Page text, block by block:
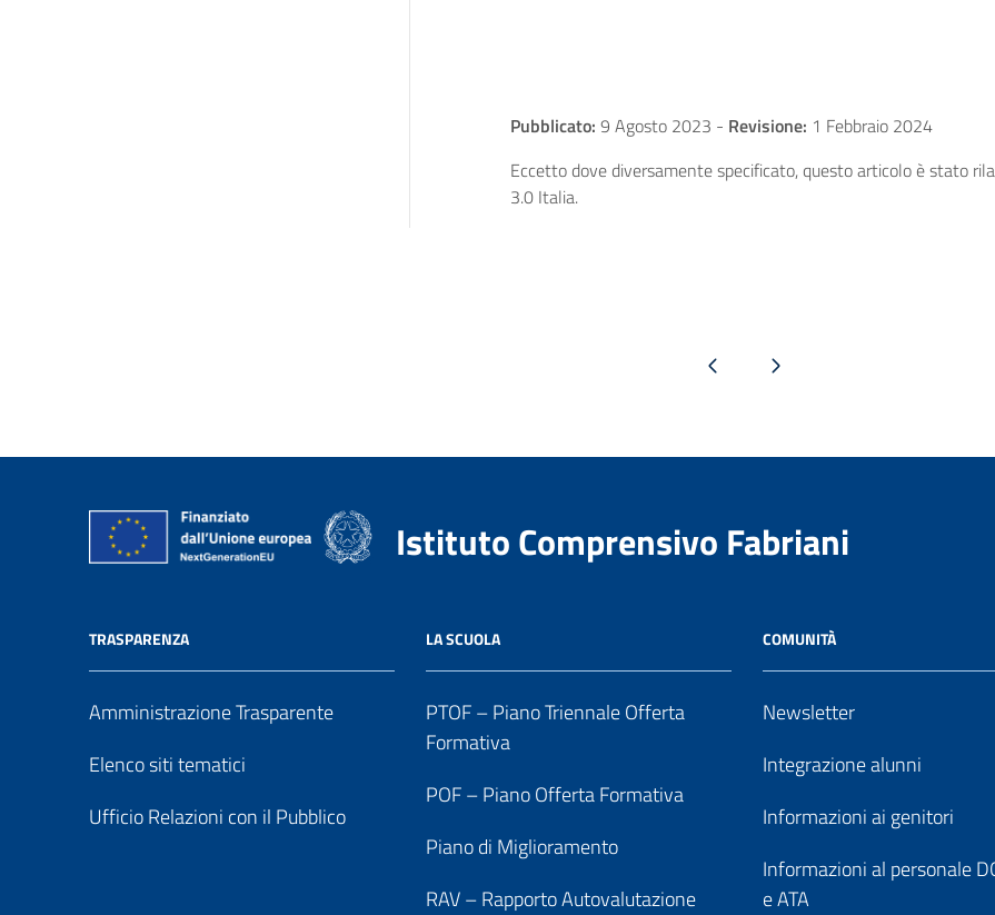
Pubblicato: 9 Agosto 2023 - Revisione: 1 Febbraio 2024
Eccetto dove diversamente specificato, questo articolo è stato
3.0 Italia.
Pagina precedentePagina successiva
Istituto Comprensivo Fabriani
TRASPARENZA
Amministrazione Trasparente
Elenco siti tematici
Ufficio Relazioni con il Pubblico
LA SCUOLA
PTOF – Piano Triennale Offerta
Formativa
POF – Piano Offerta Formativa
Piano di Miglioramento
RAV – Rapporto Autovalutazione
COMUNITÀ
Newsletter
Integrazione alunni
Informazioni ai genitori
Informazioni al personale
e ATA